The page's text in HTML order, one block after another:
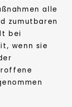
alle
zumutbaren
bei
wenn sie